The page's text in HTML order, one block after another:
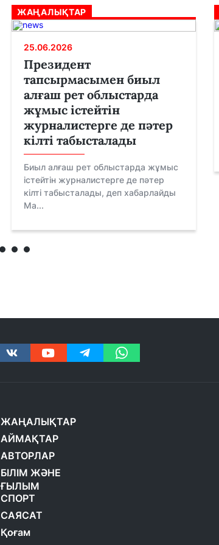
ЖАҢАЛЫҚТАР
25.06.2026
Президент
тапсырмасымен биыл
алғаш рет облыстарда
жұмыс істейтін
журналистерге де пәтер
кілті табысталады
Биыл алғаш рет облыстарда жұмыс
істейтін журналистерге де пәтер
кілті табысталады, деп хабарлайды
Ma...
ЖАҢАЛЫҚТАР
АЙМАҚТАР
АВТОРЛАР
БІЛІМ ЖӘНЕ
ҒЫЛЫМ
СПОРТ
САЯСАТ
Қоғам